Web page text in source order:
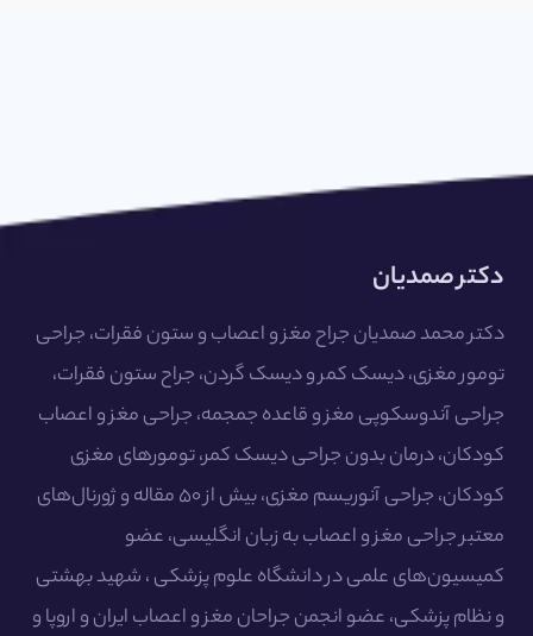
دکتر صمدیان
دکتر محمد صمدیان جراح مغز و اعصاب و ستون فقرات، جراحی
تومور مغزی، دیسک کمر و دیسک گردن، جراح ستون فقرات،
جراحی آندوسکوپی مغز و قاعده جمجمه، جراحی مغز و اعصاب
کودکان، درمان بدون جراحی دیسک کمر، تومورهای مغزی
کودکان، جراحی آنوریسم مغزی، بیش از ۵۰ مقاله و ژورنال‌های
معتبر جراحی مغز و اعصاب به زبان انگلیسی، عضو
کمیسیون‌های علمی در دانشگاه علوم پزشکی ، شهید بهشتی
و نظام پزشکی، عضو انجمن جراحان مغز و اعصاب ایران و اروپا و